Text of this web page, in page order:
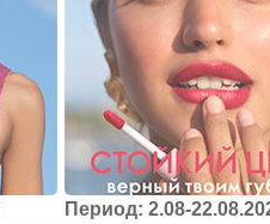
Период: 2.08-